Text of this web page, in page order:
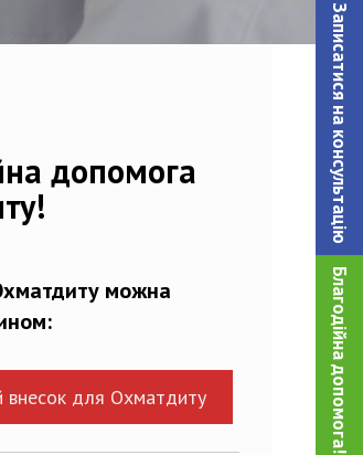
Записатися на консультацiю
Благодійна допомога!
допомога
можна
внесок для Охматдиту